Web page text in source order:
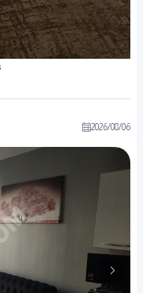
2026/08/06